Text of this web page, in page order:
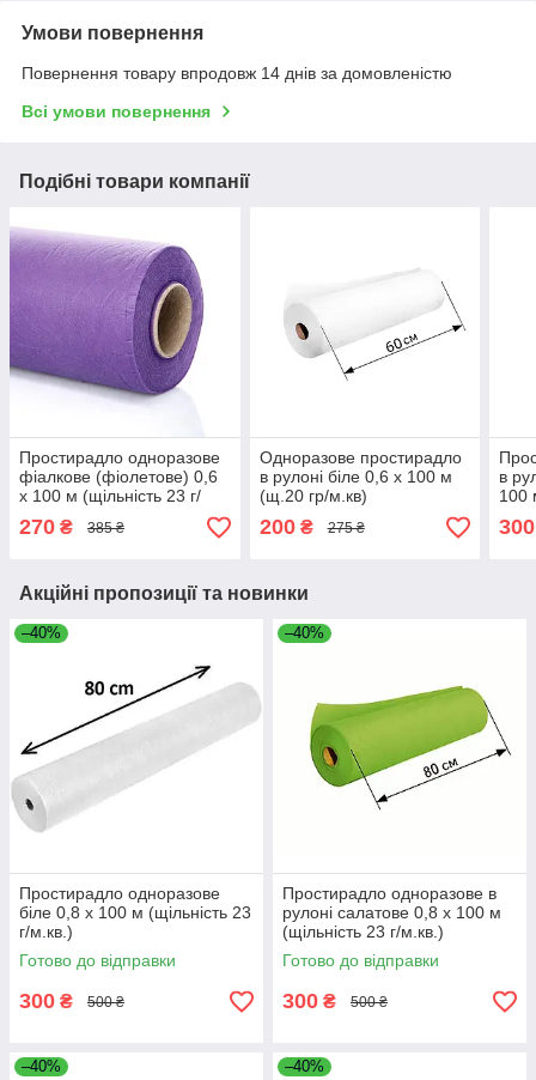
Умови повернення
Повернення товару впродовж 14 днів за домовленістю
Всі умови повернення
Подібні товари компанії
Простирадло одноразове
фіалкове (фіолетове) 0,6
х 100 м (щільність 23 г/
м.кв.)
270 ₴ 385 ₴
Одноразове простирадло
в рулоні біле 0,6 х 100 м
(щ.20 гр/м.кв)
200₴ 275 ₴
в
100
300
Акційні пропозиції та новинки
–40%
Простирадло одноразове
біле 0,8 х 100 м (щільність 23
г/м.кв.)
Готово до відправки
300 ₴ 500 ₴
–40%
Простирадло одноразове в
рулоні салатове 0,8 х 100 м
(щільність 23 г/м.кв.)
Готово до відправки
300 ₴ 500 ₴
–40% –40%